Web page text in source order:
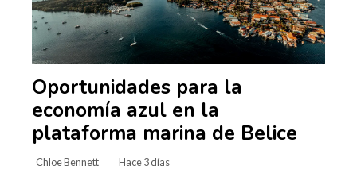
Oportunidades para la
economía azul en la
plataforma marina de Belice
Chloe Bennett Hace 3 días